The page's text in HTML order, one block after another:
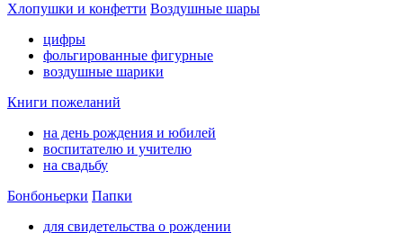
Хлопушки и конфетти Воздушные шары
цифры
фольгированные фигурные
воздушные шарики
Книги пожеланий
на день рождения и юбилей
воспитателю и учителю
на свадьбу
Бонбоньерки Папки
для свидетельства о рождении